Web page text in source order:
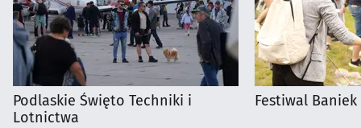
Podlaskie Święto Techniki i
Lotnictwa
Festiwal